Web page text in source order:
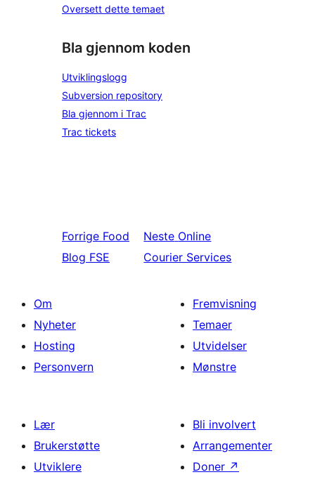
Oversett dette temaet
Bla gjennom koden
Utviklingslogg
Subversion repository
Bla gjennom i Trac
Trac tickets
Forrige Food
Blog FSE
Neste Online
Courier Services
Om
Nyheter
Hosting
Personvern
Fremvisning
Temaer
Utvidelser
Mønstre
Lær
Brukerstøtte
Utviklere
Bli involvert
Arrangementer
Doner ↗